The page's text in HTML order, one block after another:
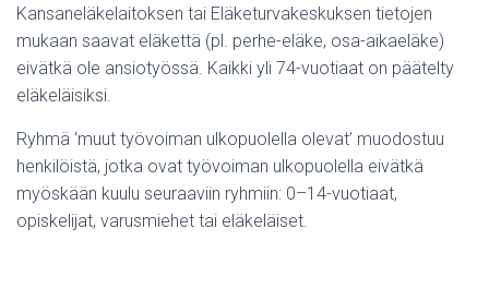
Kansaneläkelaitoksen tai Eläketurvakeskuksen tietojen
mukaan saavat eläkettä (pl. perhe-eläke, osa-aikaeläke)
eivätkä ole ansiotyössä. Kaikki yli 74-vuotiaat on päätelty
eläkeläisiksi.
Ryhmä ‘muut työvoiman ulkopuolella olevat’ muodostuu
henkilöistä, jotka ovat työvoiman ulkopuolella eivätkä
myöskään kuulu seuraaviin ryhmiin: 0–14-vuotiaat,
opiskelijat, varusmiehet tai eläkeläiset.